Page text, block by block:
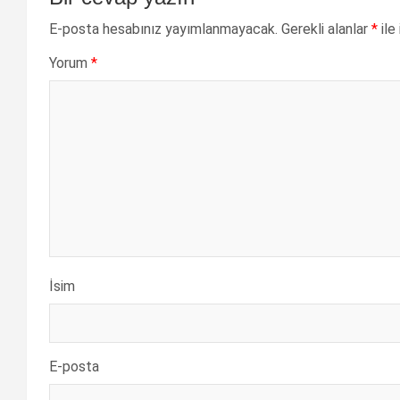
E-posta hesabınız yayımlanmayacak. Gerekli alanlar * ile
Yorum *
İsim
E-posta